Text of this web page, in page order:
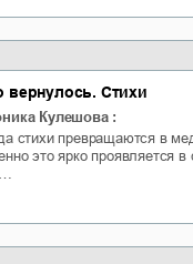
вернулось. Стихи
Кулешова :
стихи превращаются в
это ярко проявляется в